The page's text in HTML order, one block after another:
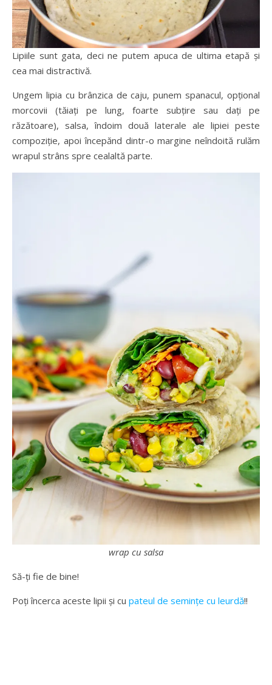
Lipiile sunt gata, deci ne putem apuca de ultima etapă și
cea mai distractivă.
Ungem lipia cu brânzica de caju, punem spanacul, opțional
morcovii (tăiați pe lung, foarte subțire sau dați pe
răzătoare), salsa, îndoim două laterale ale lipiei peste
compoziție, apoi începănd dintr-o margine neîndoită rulăm
wrapul strâns spre cealaltă parte.
wrap cu salsa
Să-ți fie de bine!
Poți încerca aceste lipii și cu pateul de semințe cu leurdă!!